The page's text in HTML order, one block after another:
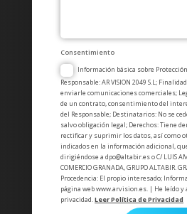
Consentimiento
Información básica sobre
Responsable: AR VISION 2049 S.L;
enviarle comunicaciones comerciales;
de un contrato, consentimiento del
del Responsable; Destinatarios: No se
salvo obligación legal; Derechos: Tiene
rectificar y suprimir los datos, así como
indicados en la información adicional,
dirigiéndose adpo@altabir.eso C/ LUIS
COMERCIO GRANADA, GRUPO ALTABIR.
Procedencia: El propio interesado;
página web www.arvision.es. | He leído y
privacidad.Leer Política de Privacidad